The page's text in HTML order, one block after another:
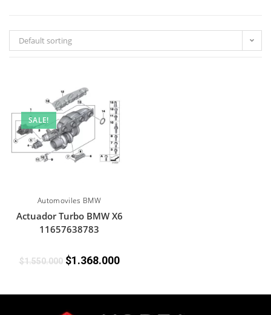
Default sorting
SALE!
Automoviles BMW
Actuador Turbo BMW X6
11657638783
$1.550.000 $1.368.000